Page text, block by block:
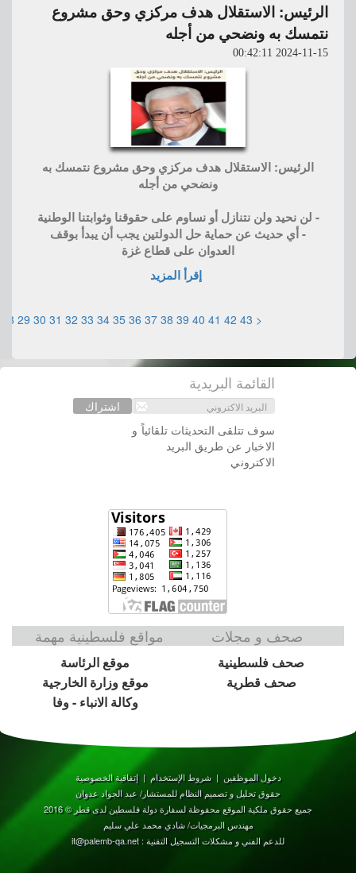
الرئيس: الاستقلال هدف مركزي وحق مشروع
نتمسك به ونضحي من أجله
2024-11-15 00:42:11
الرئيس: الاستقلال هدف مركزي وحق مشروع نتمسك به
ونضحي من أجله
- لن نحيد ولن نتنازل أو نساوم على حقوقنا وثوابتنا الوطنية
- أي حديث عن حماية حل الدولتين يجب أن يبدأ بوقف
العدوان على قطاع غزة
إقرأ المزيد
<
28 29 30 31 32 33 34 35 36 37 38 39 40 41 42 43
القائمة البريدية
اشتراك
سوف تتلقى التحديثات تلقائياً و
الاخبار عن طريق البريد
الاكتروني
صحف و مجلات مواقع فلسطينية مهمة
صحف فلسطينية
صحف قطرية
موقع الرئاسة
موقع وزارة الخارجية
وكالة الانباء - وفا
دخول الموظفين | شروط الإستخدام | إتفاقية الخصوصية
حقوق تحليل و تصميم النظام للمستشار/ عبد الجواد عدوان
جميع حقوق ملكية الموقع محفوظة لسفارة دولة فلسطين لدى قطر © 2016
مهندس البرمجيات/ شادي محمد علي سليم
للدعم الفني و مشكلات التسجيل التقنية : it@palemb-qa.net